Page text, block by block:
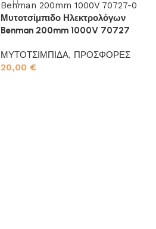
Μυτοτσίμπιδο Ηλεκτρολόγων
Benman 200mm 1000V 70727
ΜΥΤΟΤΣΙΜΠΙΔΑ, ΠΡΟΣΦΟΡΕΣ
20,00 €